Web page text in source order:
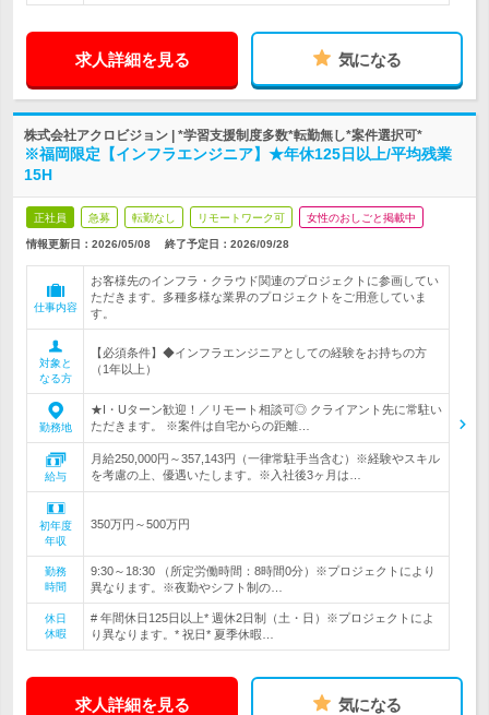
求人詳細を見る 気になる
株式会社アクロビジョン | *学習支援制度多数*転勤無し*案件選択可*
※福岡限定【インフラエンジニア】★年休125日以上/平均残業
15H
正社員 急募 転勤なし リモートワーク可 女性のおしごと掲載中
情報更新日：2026/05/08 終了予定日： 2026/09/28
仕事内容
お客様先のインフラ・クラウド関連のプロジェクトに参画してい
ただきます。多種多様な業界のプロジェクトをご用意していま
す。
対象と
なる方
【必須条件】◆インフラエンジニアとしての経験をお持ちの方
（1年以上）
勤務地
★I・Uターン歓迎！／リモート相談可◎ クライアント先に常駐い
ただきます。 ※案件は自宅からの距離…
給与
月給250,000円～357,143円（一律常駐手当含む）※経験やスキル
を考慮の上、優遇いたします。※入社後3ヶ月は…
初年度
年収
350万円～500万円
勤務
時間
9:30～18:30 （所定労働時間：8時間0分）※プロジェクトにより
異なります。※夜勤やシフト制の…
休日
休暇
# 年間休日125日以上* 週休2日制（土・日）※プロジェクトによ
り異なります。* 祝日* 夏季休暇…
求人詳細を見る 気になる